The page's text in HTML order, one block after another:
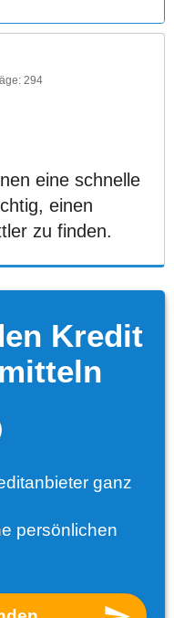
294
eine schnelle
einen
zu finden.
Kredit
ganz
persönlichen